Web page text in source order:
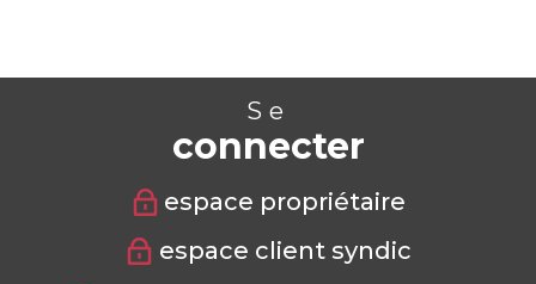
Se
connecter
espace propriétaire
espace client syndic